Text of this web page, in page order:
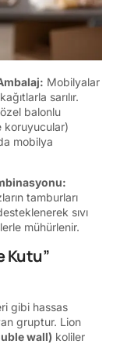
Mobilyalar
sarılır.
özel balonlu
koruyucular)
mobilya
tamburları
sıvı
mühürlenir.
Kutu”
gibi hassas
gruptur. Lion
wall) koliler